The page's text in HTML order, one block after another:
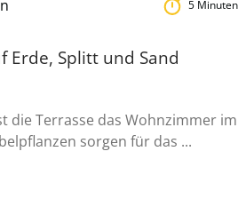
5 Minuten
Erde, Splitt und Sand
die Terrasse das Wohnzimmer im
sorgen für das ...